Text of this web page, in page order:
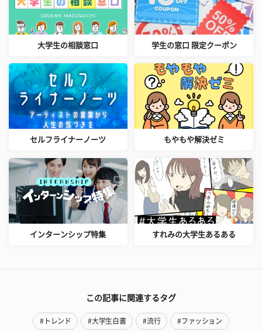
大学生の相談窓口 学生の窓口 限定クーポン
セルフライナーノーツ もやもや解決ゼミ
インターンシップ特集 すれみの大学生あるある
この記事に関連するタグ
#トレンド #大学生白書 #流行 #ファッション